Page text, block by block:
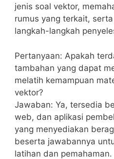
jenis⁢ soal vektor,
rumus ⁣yang ‌terkait,
langkah-langkah
Pertanyaan: Apakah
tambahan yang dapat
melatih kemampuan
vektor?
Jawaban: Ya, tersedia
web, dan aplikasi
yang menyediakan​
beserta jawabannya
latihan ​dan pemahaman.